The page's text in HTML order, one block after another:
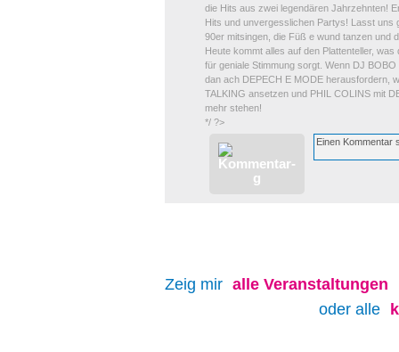
die Hits aus zwei legendären Jahrzehnten!
Hits und unvergesslichen Partys! Lasst
90er mitsingen, die Füß e wund tanzen und
Heute kommt alles auf den Plattenteller,
für geniale Stimmung sorgt. Wenn DJ
dan ach DEPECH E MODE herausfordern,
TALKING ansetzen und PHIL COLINS mit
mehr stehen!
*/ ?>
Zeig mir alle Veranstaltungen
oder alle